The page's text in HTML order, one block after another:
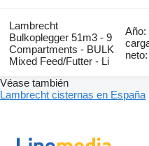
Lambrecht
Bulkoplegger 51m3 - 9
Compartments - BULK
Mixed Feed/Futter - Li
Año:
Véase también
Lambrecht cisternas en España